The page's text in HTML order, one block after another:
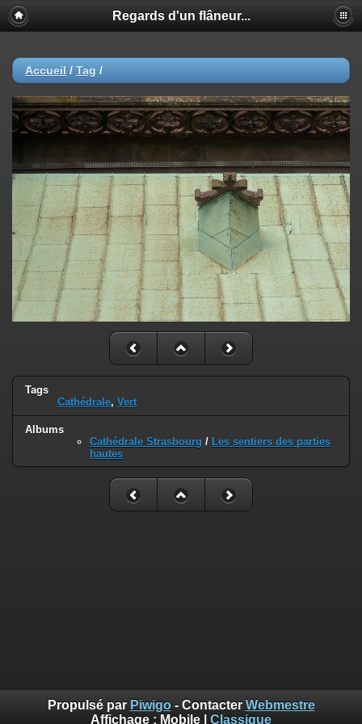
Regards d'un flâneur...
Accueil / Tag /
Tags
Cathédrale, Vert
Albums
Cathédrale Strasbourg / Les sentiers des parties
hautes
Propulsé par Piwigo- Contacter Webmestre
Affichage : Mobile Classique